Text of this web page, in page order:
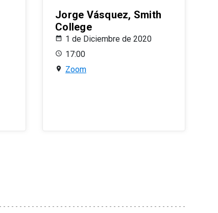
Jorge Vásquez, Smith
College
1 de Diciembre de 2020
17:00
Zoom